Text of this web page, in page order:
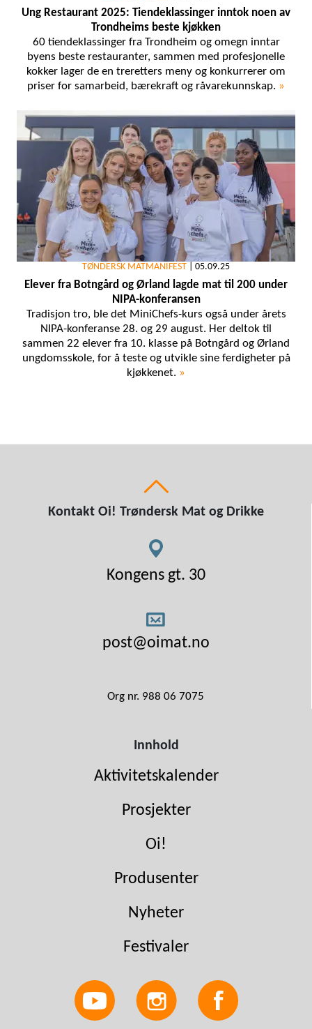
Ung Restaurant 2025: Tiendeklassinger inntok noen av
Trondheims beste kjøkken
60 tiendeklassinger fra Trondheim og omegn inntar
byens beste restauranter, sammen med profesjonelle
kokker lager de en treretters meny og konkurrerer om
priser for samarbeid, bærekraft og råvarekunnskap. »
TØNDERSK MATMANIFEST 05.09.25
Elever fra Botngård og Ørland lagde mat til 200 under
NIPA-konferansen
Tradisjon tro, ble det MiniChefs-kurs også under årets
NIPA-konferanse 28. og 29 august. Her deltok til
sammen 22 elever fra 10. klasse på Botngård og Ørland
ungdomsskole, for å teste og utvikle sine ferdigheter på
kjøkkenet. »
Kontakt Oi! Trøndersk Mat og Drikke
Kongens gt. 30
post@oimat.no
Org nr. 988 06 7075
Innhold
Aktivitetskalender
Prosjekter
Oi!
Produsenter
Nyheter
Festivaler